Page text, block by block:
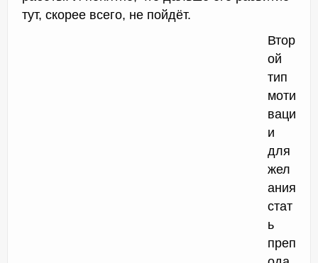
тут, скорее всего, не пойдёт.
Втор
ой
тип
моти
ваци
и
для
жел
ания
стат
ь
преп